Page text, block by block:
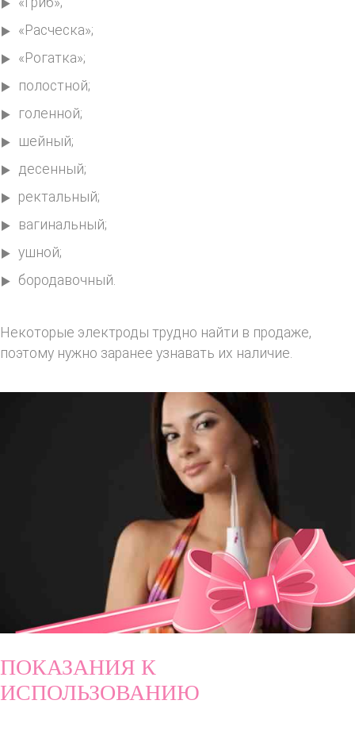
«Расческа»;
«Рогатка»;
полостной;
голенной;
шейный;
десенный;
ректальный;
вагинальный;
ушной;
бородавочный.
Некоторые электроды трудно найти в продаже,
поэтому нужно заранее узнавать их наличие.
ПОКАЗАНИЯ К
ИСПОЛЬЗОВАНИЮ